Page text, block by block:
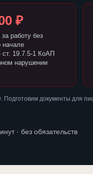
₽
работу без
начале
ст. 19.7.5-1 КоАП
нарушении
документы для
· без обязательств